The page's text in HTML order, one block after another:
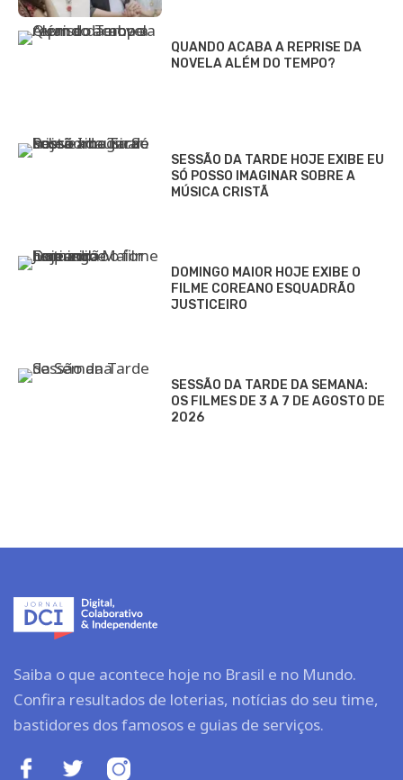
QUANDO ACABA A REPRISE DA
NOVELA ALÉM DO TEMPO?
SESSÃO DA TARDE HOJE EXIBE EU
SÓ POSSO IMAGINAR SOBRE A
MÚSICA CRISTÃ
DOMINGO MAIOR HOJE EXIBE O
FILME COREANO ESQUADRÃO
JUSTICEIRO
SESSÃO DA TARDE DA SEMANA:
OS FILMES DE 3 A 7 DE AGOSTO DE
2026
Saiba o que acontece hoje no Brasil e no Mundo.
Confira resultados de loterias, notícias do seu time,
bastidores dos famosos e guias de serviços.